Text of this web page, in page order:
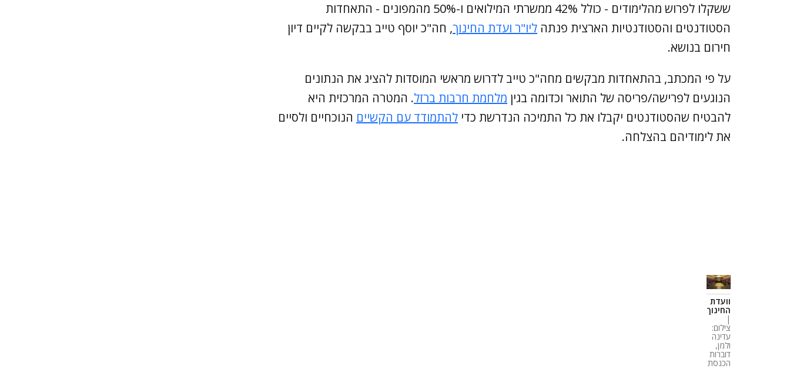
ששקלו לפרוש מהלימודים - כולל 42% ממשרתי המילואים ו-50% מהמפונים - התאחדות
הסטודנטים והסטודנטיות הארצית פנתה ליו"ר ועדת החינוך, חה"כ יוסף טייב בבקשה לקיים דיון
חירום בנושא.
על פי המכתב, בהתאחדות מבקשים מחה"כ טייב לדרוש מראשי המוסדות להציג את הנתונים
הנוגעים לפרישה/פריסה של התואר וכדומה בגין מלחמת חרבות ברזל. המטרה המרכזית היא
להבטיח שהסטודנטים יקבלו את כל התמיכה הנדרשת כדי להתמודד עם הקשיים הנוכחיים ולסיים
את לימודיהם בהצלחה.
וועדת
החינוך
|
צילום:
עדינה
ולמן,
דוברות
הכנסת